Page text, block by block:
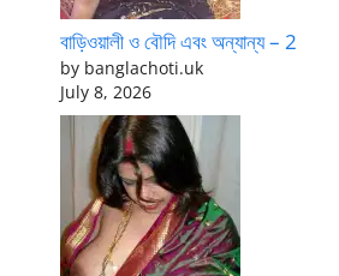
বাড়িওয়ালী ও বৌদি এবং অন্যান্য – 2
by banglachoti.uk
July 8, 2026